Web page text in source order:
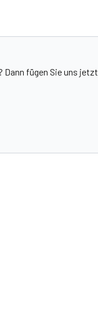
Dann fügen Sie uns jetzt